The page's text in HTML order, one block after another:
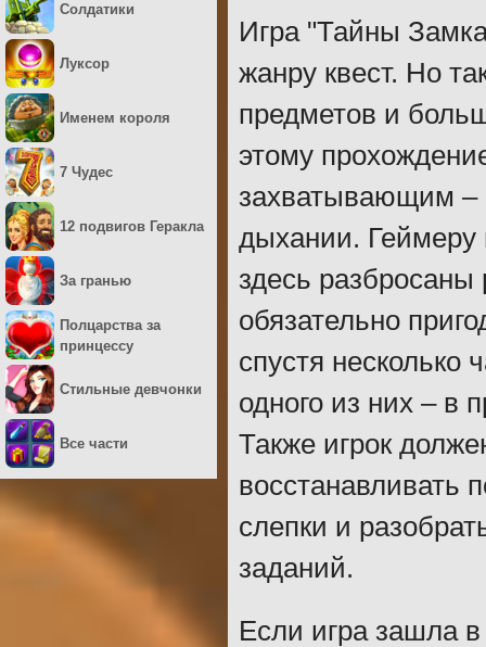
Игра "Тайны
жанру квест. Но
предметов и
этому
захватывающим –
дыхании. Геймеру
здесь
обязательно
спустя несколько
одного из них – в
Также игрок
восстанавливать
слепки и
заданий.
Если игра зашла в
Солдатики
Луксор
Именем короля
7 Чудес
12 подвигов Геракла
За гранью
Полцарства за
принцессу
Стильные девчонки
Все части